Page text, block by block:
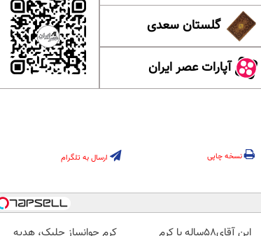
گلستان سعدی
آپارات عصر ایران
نسخه چاپی ارسال به تلگرام